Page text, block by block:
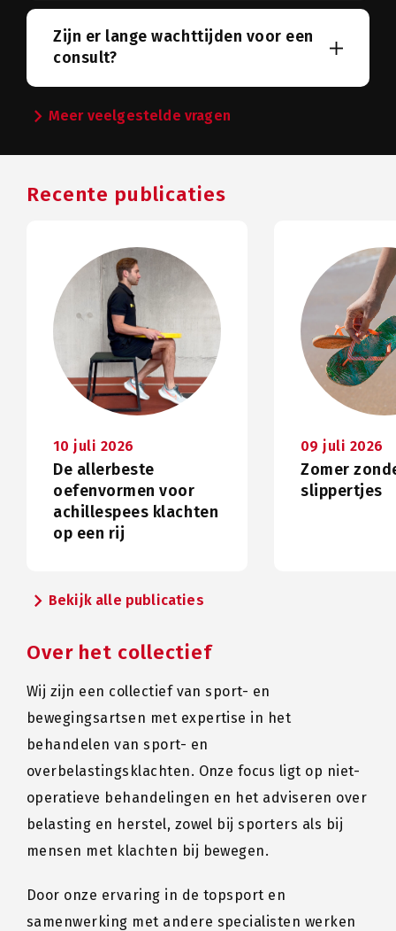
Zijn er lange wachttijden voor een
consult?
chevron_rightMeer veelgestelde vragen
Recente publicaties
10 juli 2026
De allerbeste
oefenvormen voor
achillespees klachten
op een rij
09 juli 2026
Zomer
slippertjes
chevron_rightBekijk alle publicaties
Over het collectief
Wij zijn een collectief van sport- en
bewegingsartsen met expertise in het
behandelen van sport- en
overbelastingsklachten. Onze focus ligt op niet-
operatieve behandelingen en het adviseren over
belasting en herstel, zowel bij sporters als bij
mensen met klachten bij bewegen.
Door onze ervaring in de topsport en
samenwerking met andere specialisten werken